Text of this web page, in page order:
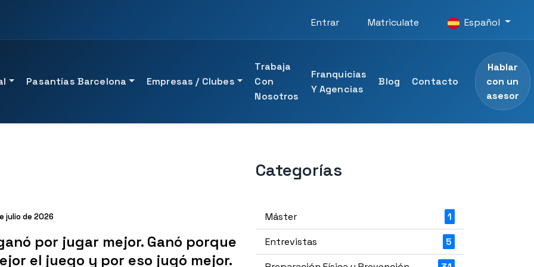
Entrar Matriculate Español
Ver cursos UTAMED Universidad
Ver toda la formación profesional
Pasantías Barcelona Empresas / Clubes
Trabaja
Con
Nosotros
Franquicias
Y Agencias
Blog Contacto
Hablar
con un
asesor
julio de 2026
por jugar mejor. Ganó porque
el juego y por eso jugó mejor.
Categorías
Máster
1
Entrevistas
5